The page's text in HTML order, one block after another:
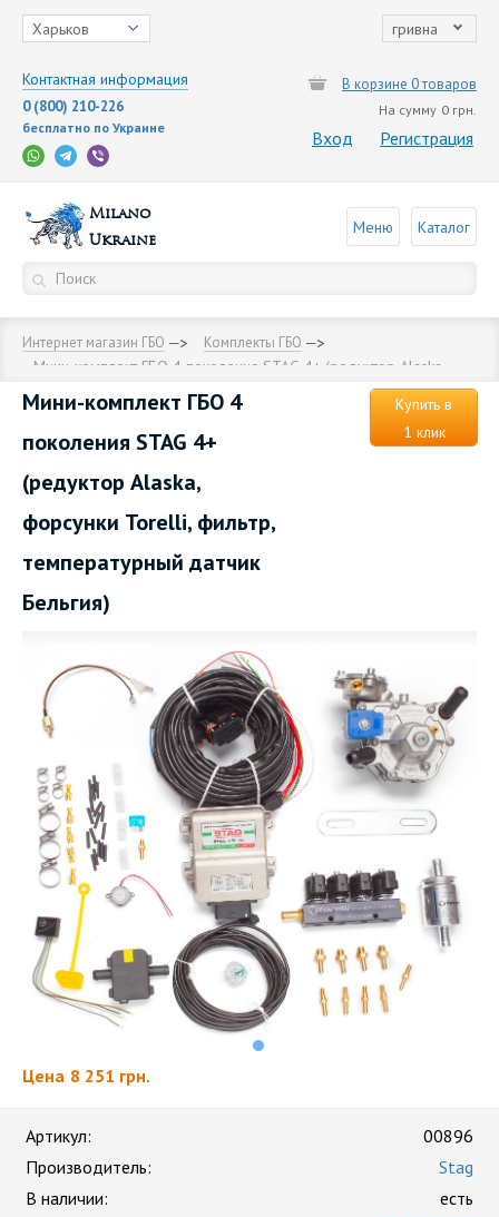
Харьков гривна
Контактная информация
0 (800) 210-226
бесплатно по Украине
В корзине 0 товаров
На сумму 0 грн.
Вход Регистрация
Milano
Ukraine
Меню Каталог
Интернет магазин ГБО Комплекты ГБО
Мини-комплект ГБО 4 поколения STAG 4+ (редуктор Alaska,
Мини-комплект ГБО 4
поколения STAG 4+
(редуктор Alaska,
форсунки Torelli, фильтр,
температурный датчик
Бельгия)
Купить в
1 клик
Цена 8 251 грн.
Артикул:
00896
Производитель:
Stag
В наличии:
есть